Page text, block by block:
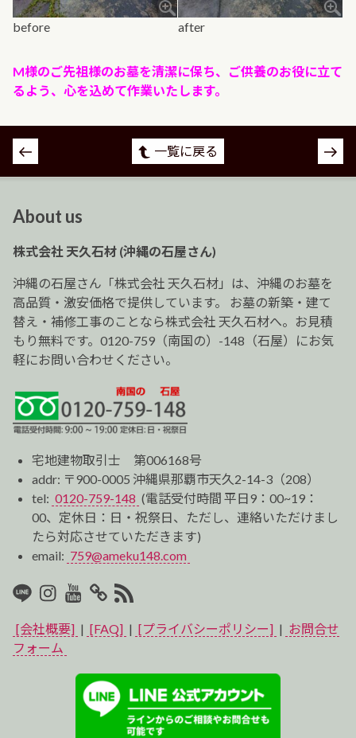
before after
M様のご先祖様のお墓を清潔に保ち、ご供養のお役に立て
るよう、心を込めて作業いたします。
投
稿
ゲ
ー
シ
ョ
ン
一覧に戻る
About us
株式会社 天久石材 (沖縄の石屋さん)
沖縄の石屋さん「株式会社 天久石材」は、沖縄のお墓を
高品質・激安価格で提供しています。 お墓の新築・建て
替え・補修工事のことなら株式会社 天久石材へ。お見積
もり無料です。0120-759（南国の）-148（石屋）にお気
軽にお問い合わせください。
宅地建物取引士 第006168号
addr: 〒900-0005 沖縄県那覇市天久2-14-3（208）
tel: 0120-759-148 (電話受付時間 平日9：00~19：
00、定休日：日・祝祭日、ただし、連絡いただけまし
たら対応させていただきます)
email: 759@ameku148.com
LINEInstagram
Youtube
マ
イ
ス
ト
RSS2
[会社概要] | [FAQ] | [プライバシーポリシー] | お問合せ
フォーム